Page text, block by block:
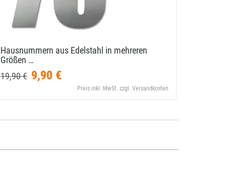
Hausnummern aus Edelstahl in mehreren
Größen …
19,90 € 9,90 €
Preis inkl. MwSt. zzgl. Versandkosten